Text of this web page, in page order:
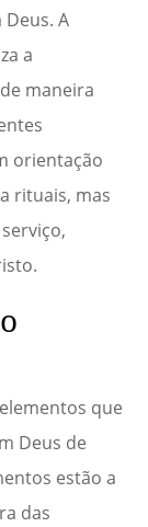
A
a
maneira
orientação
rituais, mas
que
Deus de
estão a
das